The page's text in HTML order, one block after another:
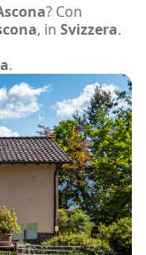
? Con
, in Svizzera.
.